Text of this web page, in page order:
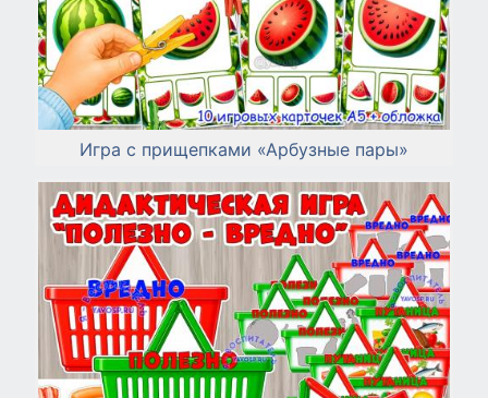
Игра с прищепками «Арбузные пары»